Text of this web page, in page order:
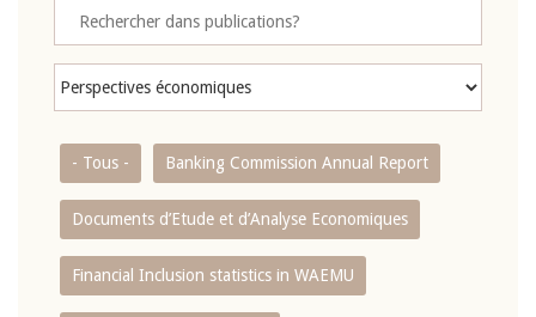
- Tous - Banking Commission Annual Report
Documents d’Etude et d’Analyse Economiques
Financial Inclusion statistics in WAEMU